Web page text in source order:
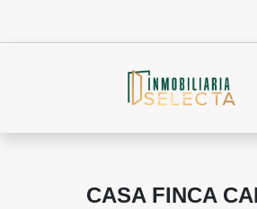
CASA FINCA